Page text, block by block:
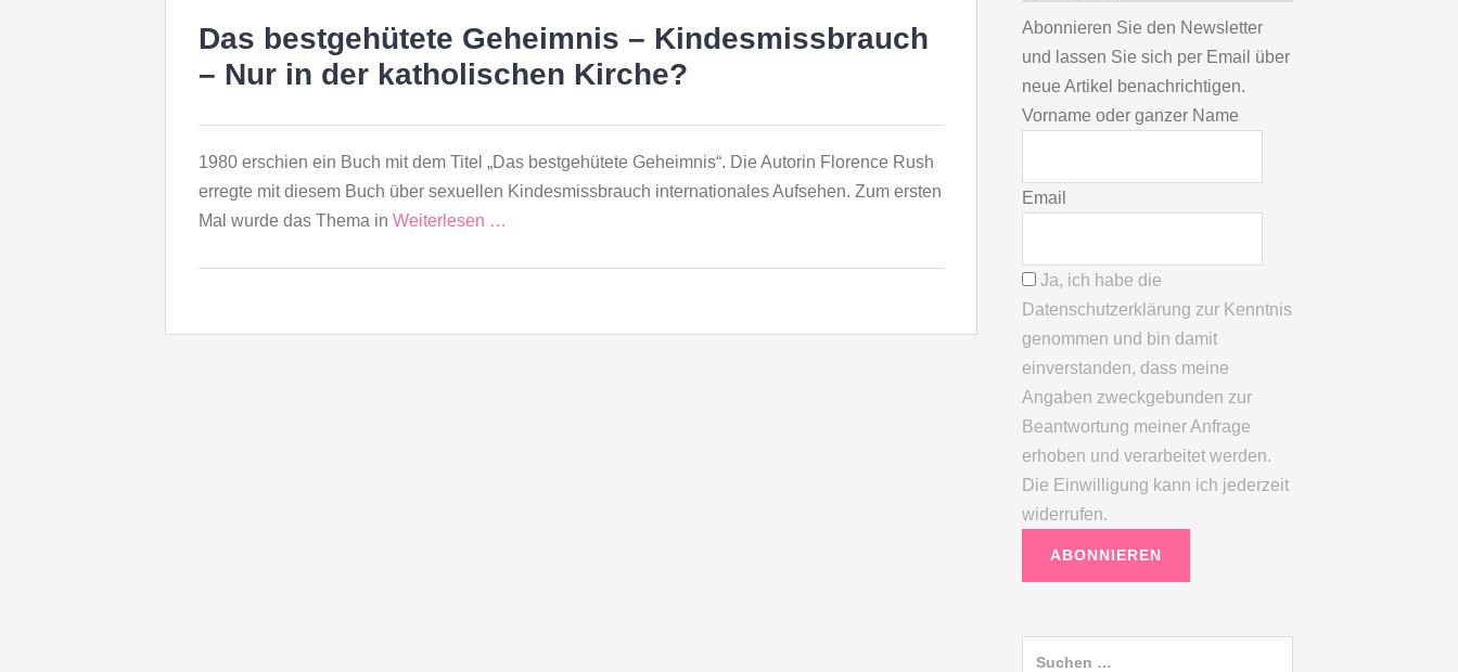
Das bestgehütete Geheimnis – Kindesmissbrauch
– Nur in der katholischen Kirche?
1980 erschien ein Buch mit dem Titel „Das bestgehütete Geheimnis“. Die Autorin Florence Rush
erregte mit diesem Buch über sexuellen Kindesmissbrauch internationales Aufsehen. Zum ersten
Mal wurde das Thema in Weiterlesen …
Abonnieren Sie den Newsletter
und lassen Sie sich per Email über
neue Artikel benachrichtigen.
Vorname oder ganzer Name
Email
Ja, ich habe die
Datenschutzerklärung zur Kenntnis
genommen und bin damit
einverstanden, dass meine
Angaben zweckgebunden zur
Beantwortung meiner Anfrage
erhoben und verarbeitet werden.
Die Einwilligung kann ich jederzeit
widerrufen.